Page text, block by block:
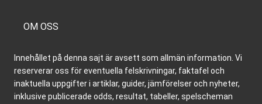
OM OSS
Innehållet på denna sajt är avsett som allmän information. Vi
reserverar oss för eventuella felskrivningar, faktafel och
inaktuella uppgifter i artiklar, guider, jämförelser och nyheter,
inklusive publicerade odds, resultat, tabeller, spelscheman